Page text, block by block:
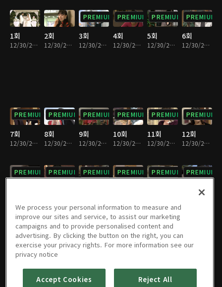
1회
12/30/2022 • 36분
2회
12/30/2022 • 36분
PREMIUM
3회
12/30/2022 • 38분
PREMIUM
4회
12/30/2022 • 36분
PREMIUM
5회
12/30/2022 • 36분
PREMIUM
6회
12/30/2022 • 37분
PREMIUM
7회
12/30/2022 • 36분
PREMIUM
8회
12/30/2022 • 37분
PREMIUM
9회
12/30/2022 • 37분
PREMIUM
10회
12/30/2022 • 36분
PREMIUM
11회
12/30/2022 • 36분
PREMIUM
12회
12/30/2022 • 36분
PREMIUM PREMIUM PREMIUM PREMIUM PREMIUM PREMIUM
PREMIUM
19회
12/30/2022 • 34분
PREMIUM
20회
PREMIUM
21회
PREMIUM
22회
PREMIUM
23회 24회
We process your personal information to measure and
improve our sites and service, to assist our marketing
campaigns and to provide personalised content and
advertising. By clicking the button on the right, you can
exercise your privacy rights. For more information see our
privacy notice
Accept Cookies Reject All